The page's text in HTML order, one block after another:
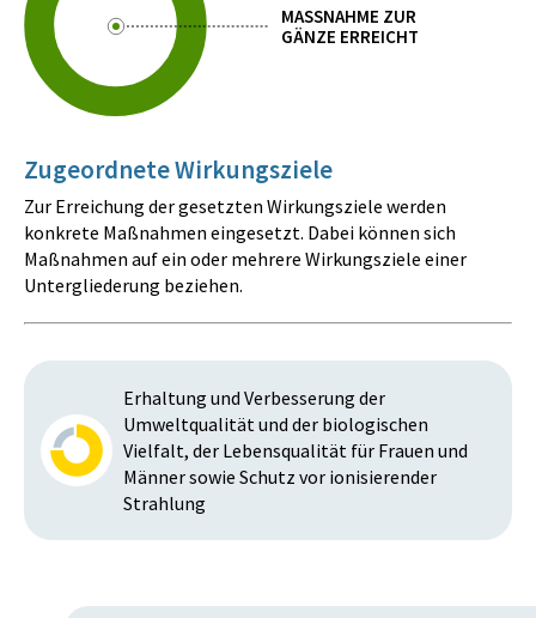
MASSNAHME ZUR
GÄNZE ERREICHT
Zugeordnete Wirkungsziele
Zur Erreichung der gesetzten Wirkungsziele werden
konkrete Maßnahmen eingesetzt. Dabei können sich
Maßnahmen auf ein oder mehrere Wirkungsziele einer
Untergliederung beziehen.
Erhaltung und Verbesserung der
Umweltqualität und der biologischen
Vielfalt, der Lebensqualität für Frauen und
Männer sowie Schutz vor ionisierender
Strahlung